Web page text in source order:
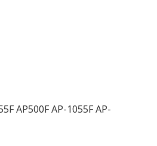
AP500F AP-1055F AP-